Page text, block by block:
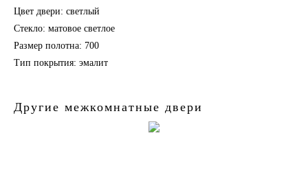
Цвет двери: светлый
Стекло: матовое светлое
Размер полотна: 700
Тип покрытия: эмалит
Другие межкомнатные двери